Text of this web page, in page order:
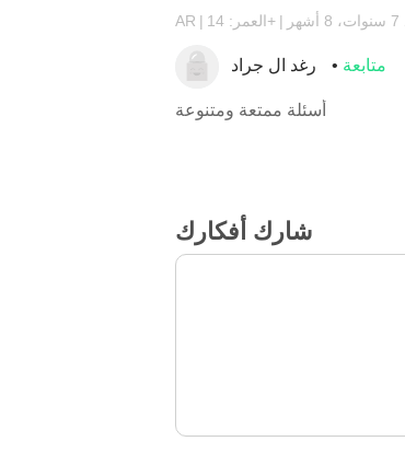
AR العمر: 14+
متابعة
أسئلة ممتعة ومتنوعة
شارك أفكارك